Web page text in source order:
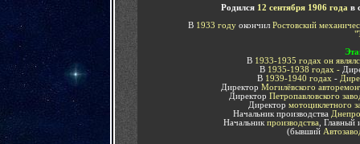
Родился 12 сентября 1906 года в
В 1933 году окончил Ростовский
В1933-1935 годах он
В 1935-1938 годах -
В 1939-1940 годах -
Директор Могилёвского
Директор Петропавловского
Директор мотоциклетного
Начальник производства
Начальник производства ,
(бывший